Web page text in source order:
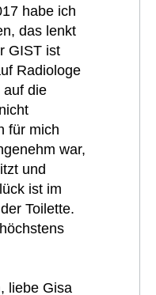
habe ich
das lenkt
GIST ist
Radiologe
auf die
für mich
war,
und
ist im
Toilette.
liebe Gisa